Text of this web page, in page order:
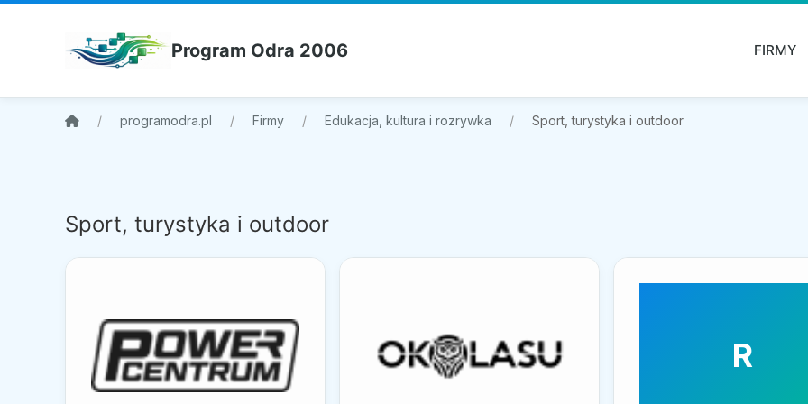
Program Odra 2006 FIRMY
programodra.pl Firmy Edukacja, kultura i rozrywka Sport, turystyka i outdoor
Sport, turystyka i outdoor
R